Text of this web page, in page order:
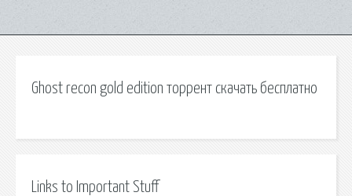
Ghost recon gold edition торрент скачать бесплатно
Links to Important Stuff